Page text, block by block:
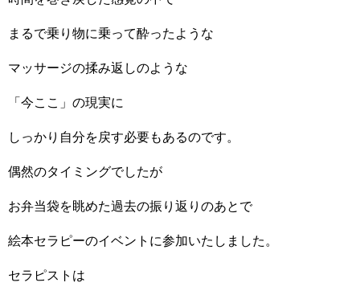
まるで乗り物に乗って酔ったような
マッサージの揉み返しのような
「今ここ」の現実に
しっかり自分を戻す必要もあるのです。
偶然のタイミングでしたが
お弁当袋を眺めた過去の振り返りのあとで
絵本セラピーのイベントに参加いたしました。
セラピストは